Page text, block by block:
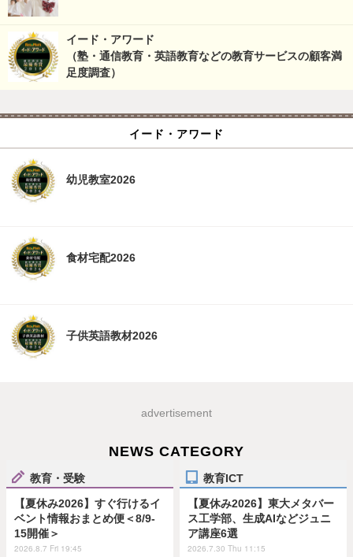
イード・アワード
（塾・通信教育・英語教育などの教育サービスの顧客満
足度調査）
イード・アワード
幼児教室2026
食材宅配2026
子供英語教材2026
advertisement
NEWS CATEGORY
教育・受験
【夏休み2026】すぐ行けるイ
ベント情報おまとめ便＜8/9-
15開催＞
2026.8.7 Fri 19:45
教育ICT
【夏休み2026】東大メタバー
ス工学部、生成AIなどジュニ
ア講座6選
2026.7.30 Thu 11:15